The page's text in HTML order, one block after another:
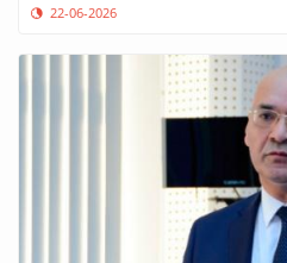
22-06-2026